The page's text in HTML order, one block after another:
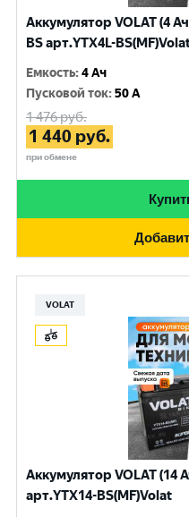
Аккумулятор VOLAT (4
BS арт.YTX4L-
Емкость:4 Ач
Пусковой ток:50 A
1 476руб.
1 440 руб.
при обмене
VOLAT
Аккумулятор VOLAT (14
арт.YTX14-BS(MF)Volat